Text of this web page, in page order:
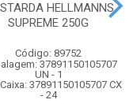
HELLMANNS
SUPREME 250G
Código: 89752
37891150105707
UN - 1
37891150105707 CX
- 24